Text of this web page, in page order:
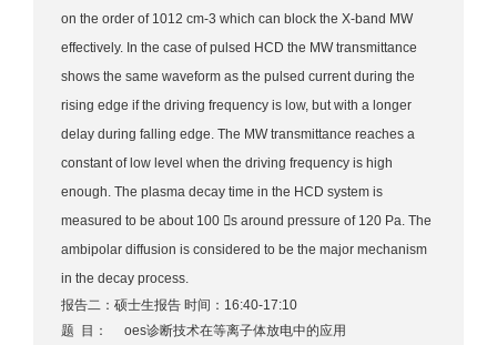
on the order of 1012 cm-3 which can block the X-band MW
effectively. In the case of pulsed HCD the MW transmittance
shows the same waveform as the pulsed current during the
rising edge if the driving frequency is low, but with a longer
delay during falling edge. The MW transmittance reaches a
constant of low level when the driving frequency is high
enough. The plasma decay time in the HCD system is
measured to be about 100 s around pressure of 120 Pa. The
ambipolar diffusion is considered to be the major mechanism
in the decay process.
报告二：硕士生报告 时间：16:40-17:10
题 目： oes诊断技术在等离子体放电中的应用